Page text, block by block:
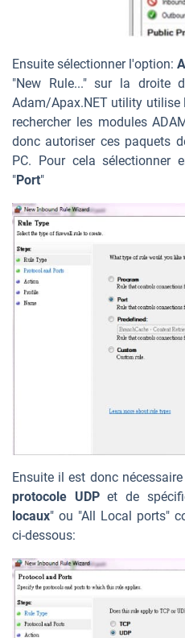
Ensuite sélectionner l'option:
"New Rule..." sur la droite
Adam/Apax.NET utility utilise
rechercher les modules
donc autoriser ces paquets
PC. Pour cela sélectionner
"Port"
Ensuite il est donc
protocole UDPet de
locaux" ou "All Local ports"
ci-dessous: